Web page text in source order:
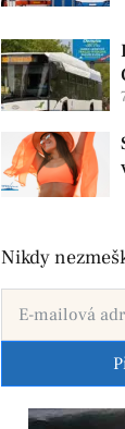
Nikdy